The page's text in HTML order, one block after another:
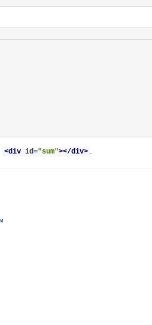
<div id="sum"></div> .